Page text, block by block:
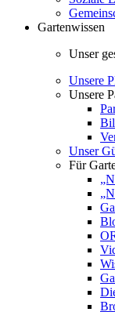
Gartenwissen
Unser
Unsere
Unsere
Unser
Für